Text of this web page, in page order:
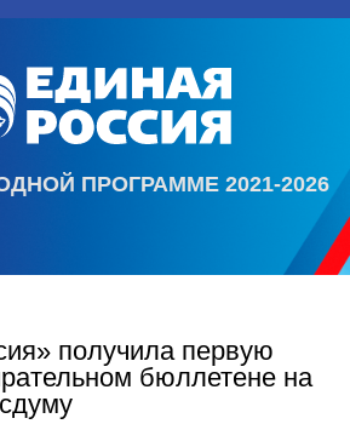
ПРОГРАММЕ 2021-2026
получила первую
бюллетене на